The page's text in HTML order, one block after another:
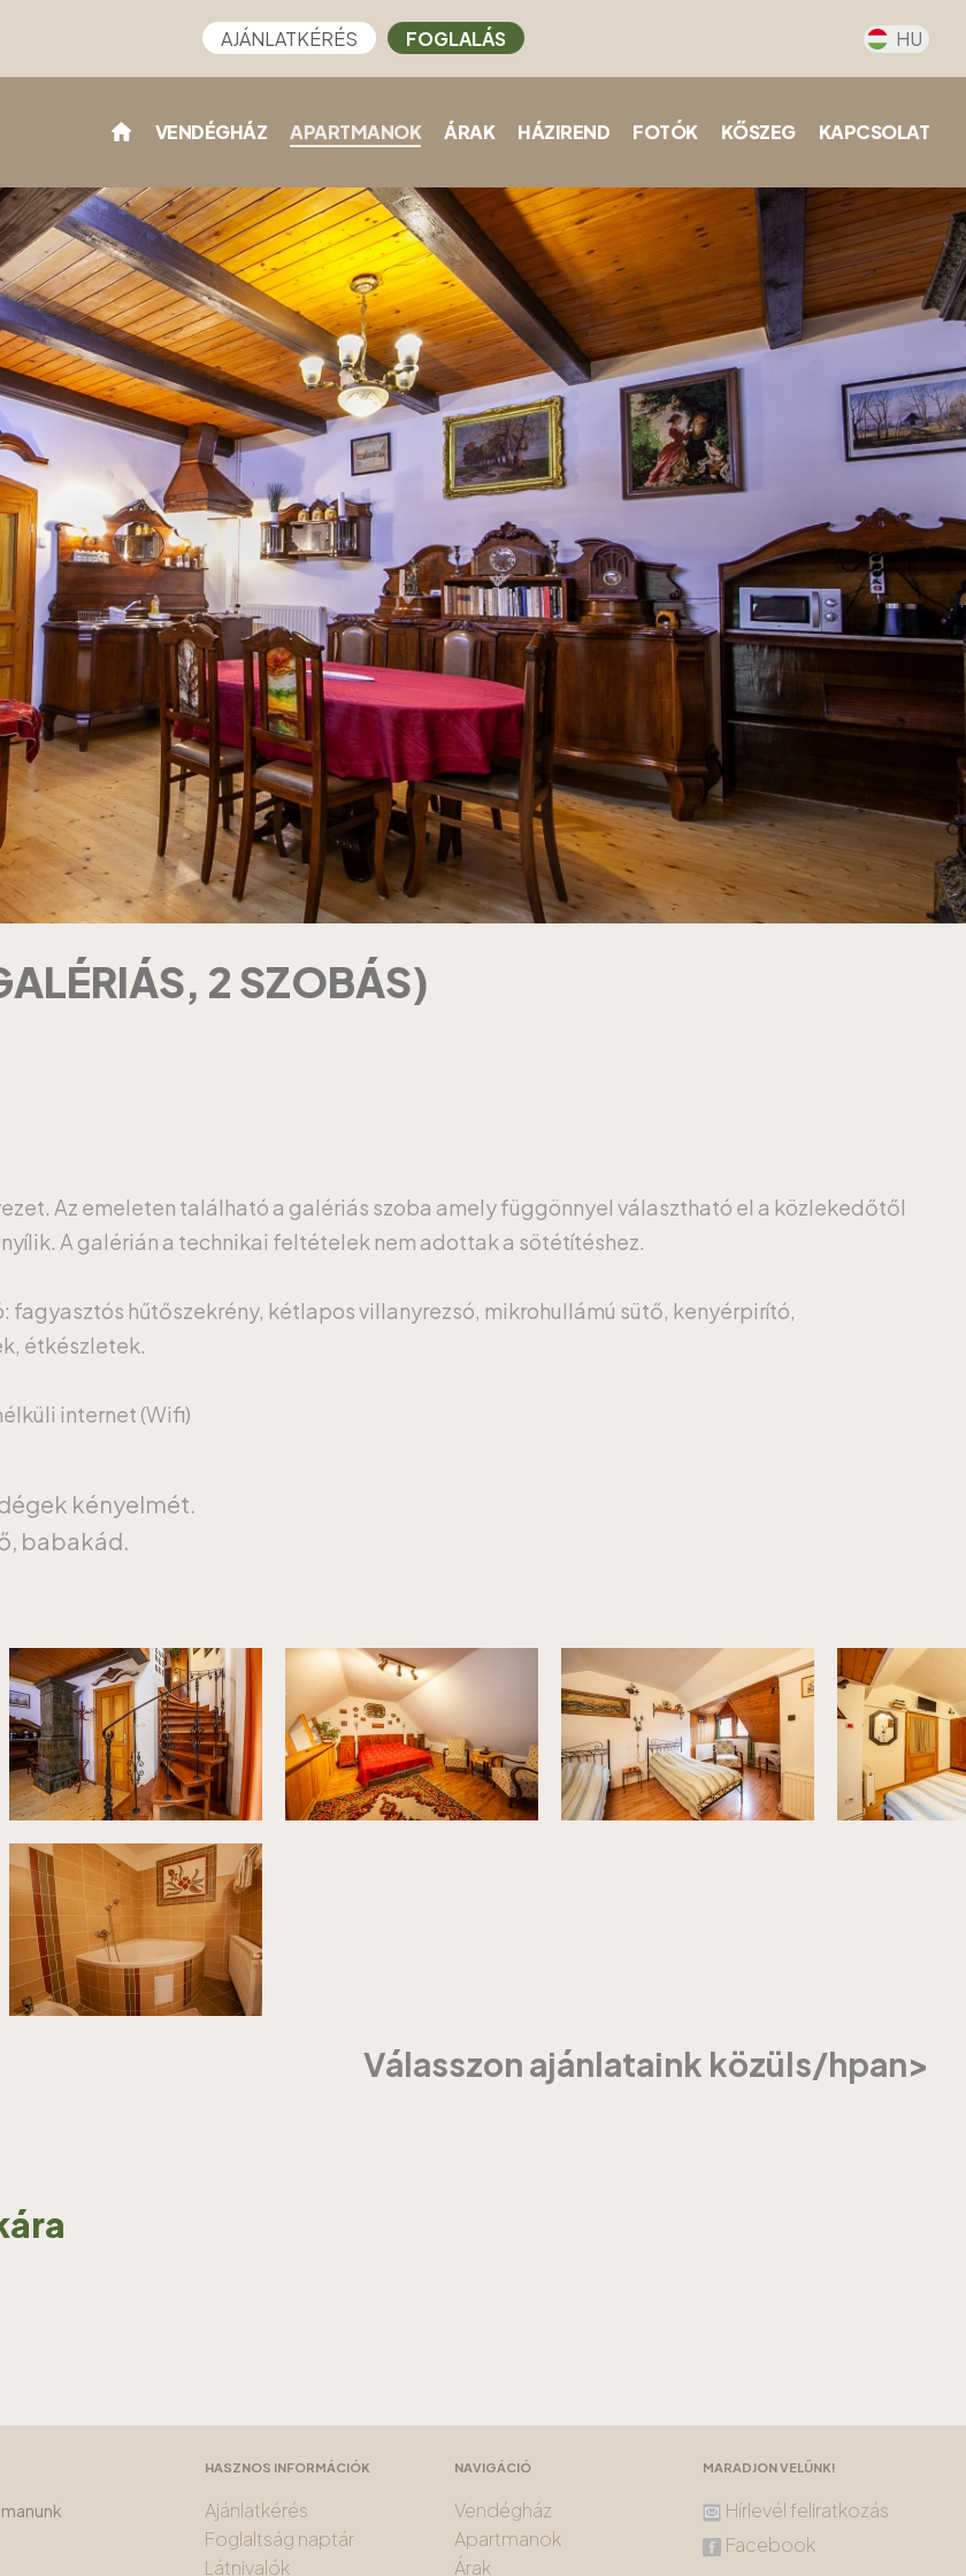
AJÁNLATKÉRÉS FOGLALÁS HU
VENDÉGHÁZ APARTMANOK ÁRAK HÁZIREND FOTÓK KŐSZEG KAPCSOLAT
2 SZOBÁS)
Az emeleten található a galériás szoba amely függönnyel választható el a közlekedőtől
A galérián a technikai feltételek nem adottak a sötétítéshez.
hűtőszekrény, kétlapos villanyrezsó, mikrohullámú sütő, kenyérpirító,
étkészletek.
internet (Wifi)
kényelmét.
babakád.
Válasszon ajánlataink közüls/hpan>
HASZNOS INFORMÁCIÓK
Ajánlatkérés
Foglaltság naptár
Látnivalók
NAVIGÁCIÓ
Vendégház
Apartmanok
Árak
MARADJON VELÜNK!
Hírlevél feliratkozás
Facebook